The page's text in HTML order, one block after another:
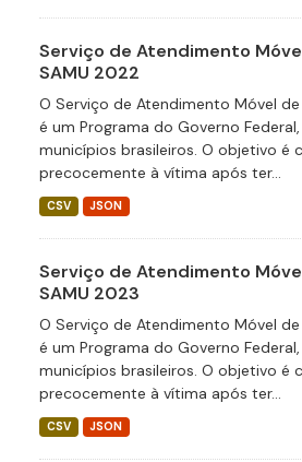
Serviço de Atendimento
SAMU 2022
O Serviço de Atendimento Móvel de
é um Programa do Governo
municípios brasileiros. O objetivo é
precocemente à vítima após ter...
CSV JSON
Serviço de Atendimento
SAMU 2023
O Serviço de Atendimento Móvel de
é um Programa do Governo
municípios brasileiros. O objetivo é
precocemente à vítima após ter...
CSV JSON